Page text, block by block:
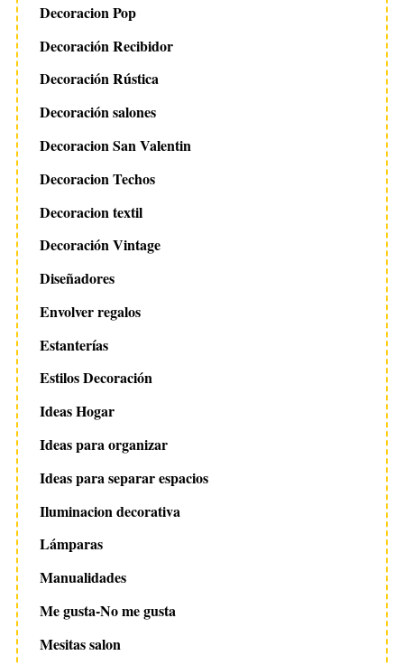
Decoracion Pop
Decoración Recibidor
Decoración Rústica
Decoración salones
Decoracion San Valentin
Decoracion Techos
Decoracion textil
Decoración Vintage
Diseñadores
Envolver regalos
Estanterías
Estilos Decoración
Ideas Hogar
Ideas para organizar
Ideas para separar espacios
Iluminacion decorativa
Lámparas
Manualidades
Me gusta-No me gusta
Mesitas salon